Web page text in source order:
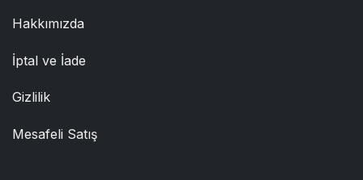
Hakkımızda
İptal ve İade
Gizlilik
Mesafeli Satış